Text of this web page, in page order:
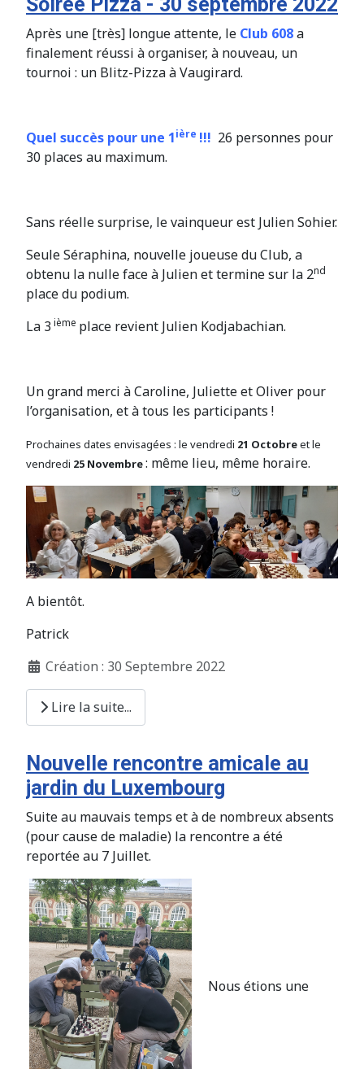
Après une [très] longue attente, le Club 608a
finalement réussi à organiser, à nouveau, un
tournoi : un Blitz-Pizza à Vaugirard.
Quel succès pour une 1ière !!! 26 personnes pour
30 places au maximum.
Sans réelle surprise, le vainqueur est Julien Sohier.
Seule Séraphina, nouvelle joueuse du Club, a
obtenu la nulle face à Julien et termine sur la 2nd
place du podium.
La 3 ième place revient Julien Kodjabachian.
Un grand merci à Caroline, Juliette et Oliver pour
l’organisation, et à tous les participants !
Prochaines dates envisagées : le vendredi 21 Octobreet le
vendredi 25 Novembre: même lieu, même horaire.
A bientôt.
Patrick
Création : 30 Septembre 2022
Lire la suite...
Nouvelle rencontre amicale au
jardin du Luxembourg
Suite au mauvais temps et à de nombreux absents
(pour cause de maladie) la rencontre a été
reportée au 7 Juillet.
Nous étions une